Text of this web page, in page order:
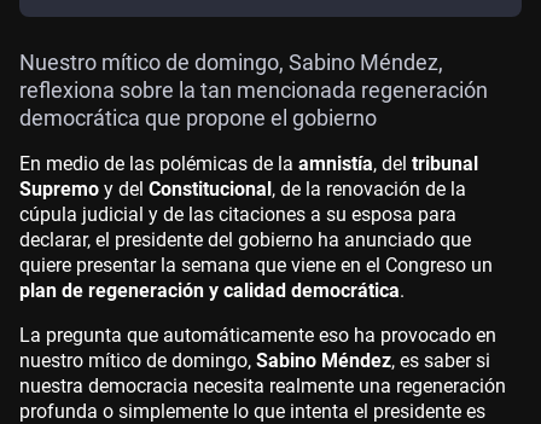
Nuestro mítico de domingo, Sabino Méndez,
reflexiona sobre la tan mencionada regeneración
democrática que propone el gobierno
En medio de las polémicas de la amnistía, del tribunal
Supremo y del Constitucional, de la renovación de la
cúpula judicial y de las citaciones a su esposa para
declarar, el presidente del gobierno ha anunciado que
quiere presentar la semana que viene en el Congreso un
plan de regeneración y calidad democrática.
La pregunta que automáticamente eso ha provocado en
nuestro mítico de domingo, Sabino Méndez, es saber si
nuestra democracia necesita realmente una regeneración
profunda o simplemente lo que intenta el presidente es